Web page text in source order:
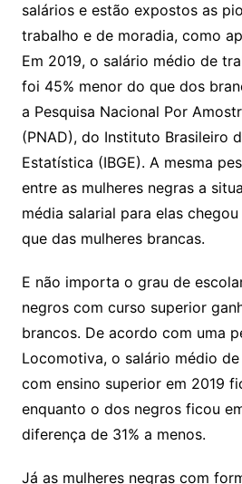
salários e estão expostos as
trabalho e de moradia, como
Em 2019, o salário médio de
foi 45% menor do que dos
a Pesquisa Nacional Por
(PNAD), do Instituto Brasileiro
Estatística (IBGE). A mesma
entre as mulheres negras a
média salarial para elas
que das mulheres brancas.
E não importa o grau de
negros com curso superior
brancos. De acordo com uma
Locomotiva, o salário médio
com ensino superior em 2019
enquanto o dos negros ficou
diferença de 31% a menos.
Já as mulheres negras com